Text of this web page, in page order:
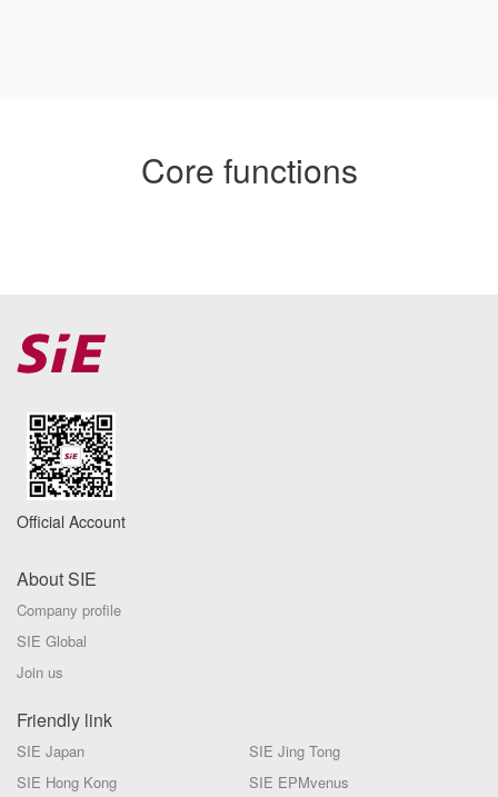
Core functions
Official Account
About SIE
Company profile
SIE Global
Join us
Friendly link
SIE Japan
SIE Jing Tong
SIE Hong Kong
SIE EPMvenus